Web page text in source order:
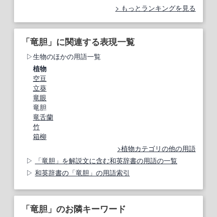
もっとランキングを見る
「竜胆」に関連する表現一覧
生物のほかの用語一覧
植物
空豆
立葵
竜眼
竜胆
竜舌蘭
竹
箱柳
植物カテゴリの他の用語
「竜胆」を解説文に含む和英辞書の用語の一覧
和英辞書の「竜胆」の用語索引
「竜胆」のお隣キーワード